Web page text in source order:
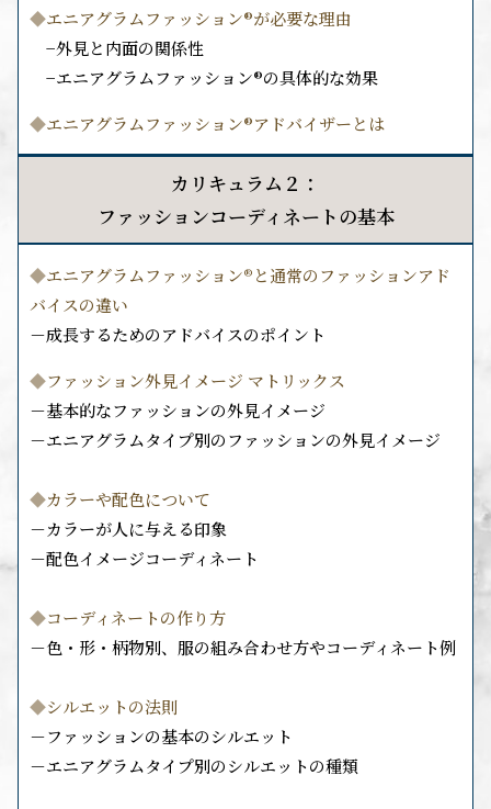
◆エニアグラムファッション®︎が必要な理由
−外見と内面の関係性
−エニアグラムファッション®︎の具体的な効果
◆エニアグラムファッション®︎アドバイザーとは
カリキュラム２：
ファッションコーディネートの基本
◆エニアグラムファッション®︎と通常のファッションアド
バイスの違い
－成長するためのアドバイスのポイント
◆ファッション外見イメージ マトリックス
－基本的なファッションの外見イメージ
－エニアグラムタイプ別のファッションの外見イメージ
◆カラーや配色について
－カラーが人に与える印象
－配色イメージコーディネート
◆コーディネートの作り方
－色・形・柄物別、服の組み合わせ方やコーディネート例
◆シルエットの法則
－ファッションの基本のシルエット
－エニアグラムタイプ別のシルエットの種類